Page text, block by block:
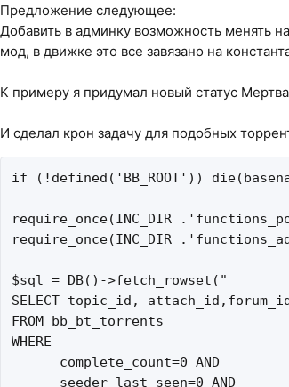
Предложение следующее:
Добавить в админку возможность менять
мод, в движке это все завязано на
К примеру я придумал новый статус
И сделал крон задачу для подобных
if (!defined('BB_ROOT'))
require_once(INC_DIR
require_once(INC_DIR
$sql = DB()->fetch_rowset("
SELECT topic_id,
FROM bb_bt_torrents
WHERE
      complete_count=0 AND
      seeder_last_seen=0 AND